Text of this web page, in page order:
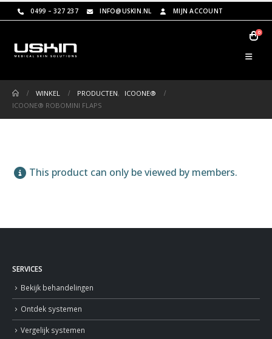
0499 – 327 237 INFO@USKIN.NL MIJN ACCOUNT
0
WINKEL PRODUCTEN,
ICOONE®
ICOONE® ROBOMINI FLAPS
This product can only be viewed by members.
SERVICES
Bekijk behandelingen
Ontdek systemen
Vergelijk systemen